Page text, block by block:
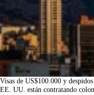
Visas de US$100.000 y
EE. UU. están contratando